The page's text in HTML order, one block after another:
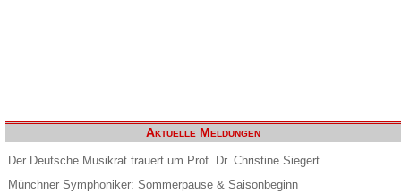
Aktuelle Meldungen
Der Deutsche Musikrat trauert um Prof. Dr. Christine Siegert
Münchner Symphoniker: Sommerpause & Saisonbeginn